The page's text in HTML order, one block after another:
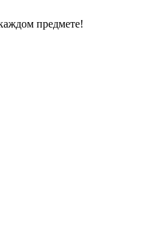
предмете!